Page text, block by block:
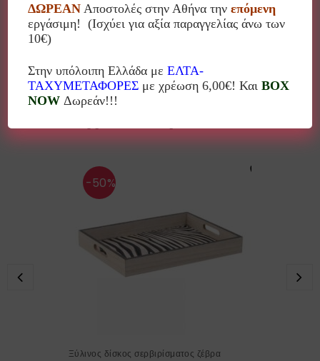
Η τιμή αφορά τεμάχιο!
-50%
Ξύλινος δίσκος σερβιρίσματος ζέβρα
ΔΩΡΕΑΝ Αποστολές στην Αθήνα τηνεπόμενη
εργάσιμη! (Ισχύει για αξία παραγγελίας άνω των
10€)
Στην υπόλοιπη Ελλάδα μεΕΛΤΑ-
ΤΑΧΥΜΕΤΑΦΟΡΕΣ με χρέωση 6,00€! ΚαιBOX
NOW Δωρεάν!!!